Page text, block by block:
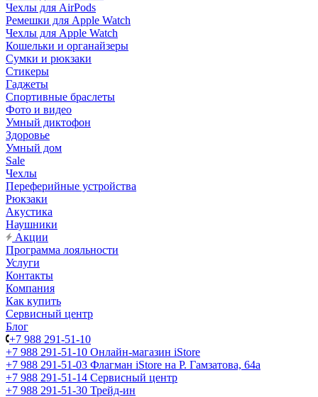
Чехлы для AirPods
Ремешки для Apple Watch
Чехлы для Apple Watch
Кошельки и органайзеры
Сумки и рюкзаки
Стикеры
Гаджеты
Спортивные браслеты
Фото и видео
Умный диктофон
Здоровье
Умный дом
Sale
Чехлы
Переферийные устройства
Рюкзаки
Акустика
Наушники
Акции
Программа лояльности
Услуги
Контакты
Компания
Как купить
Сервисный центр
Блог
+7 988 291-51-10
+7 988 291-51-10 Онлайн-магазин iStore
+7 988 291-51-03 Флагман iStore на Р. Гамзатова, 64а
+7 988 291-51-14 Сервисный центр
+7 988 291-51-30 Трейд-ин